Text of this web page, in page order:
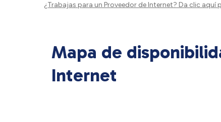
¿Trabajas para un Proveedor de Internet? Da clic aquí
Mapa de
Internet